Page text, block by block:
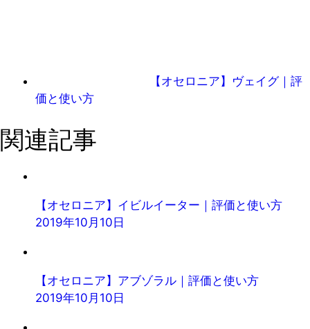
【オセロニア】ヴェイグ｜評
価と使い方
関連記事
【オセロニア】イビルイーター｜評価と使い方
2019年10月10日
【オセロニア】アブゾラル｜評価と使い方
2019年10月10日